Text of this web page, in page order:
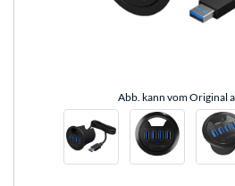
Abb. kann vom Original